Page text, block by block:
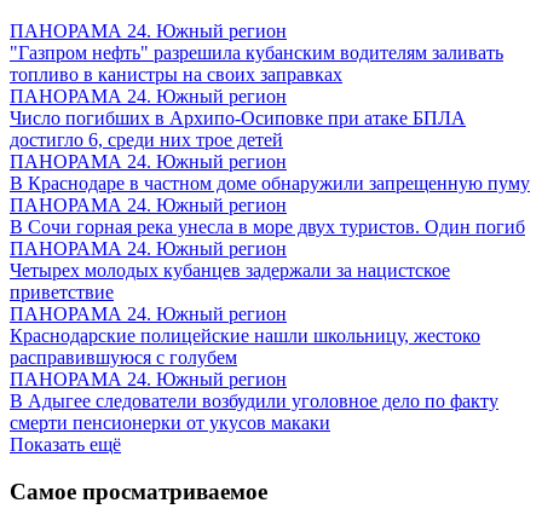
ПАНОРАМА 24. Южный регион
"Газпром нефть" разрешила кубанским водителям заливать
топливо в канистры на своих заправках
ПАНОРАМА 24. Южный регион
Число погибших в Архипо-Осиповке при атаке БПЛА
достигло 6, среди них трое детей
ПАНОРАМА 24. Южный регион
В Краснодаре в частном доме обнаружили запрещенную пуму
ПАНОРАМА 24. Южный регион
В Сочи горная река унесла в море двух туристов. Один погиб
ПАНОРАМА 24. Южный регион
Четырех молодых кубанцев задержали за нацистское
приветствие
ПАНОРАМА 24. Южный регион
Краснодарские полицейские нашли школьницу, жестоко
расправившуюся с голубем
ПАНОРАМА 24. Южный регион
В Адыгее следователи возбудили уголовное дело по факту
смерти пенсионерки от укусов макаки
Показать ещё
Самое просматриваемое